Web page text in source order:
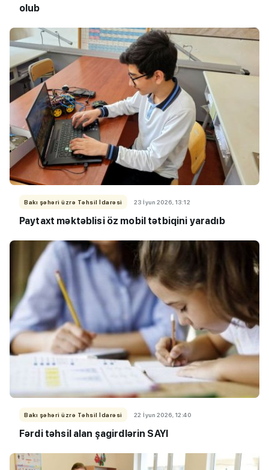
olub
Bakı şəhəri üzrə Təhsil İdarəsi 23 İyun 2026, 13:12
Paytaxt məktəblisi öz mobil tətbiqini yaradıb
Bakı şəhəri üzrə Təhsil İdarəsi 22 İyun 2026, 12:40
Fərdi təhsil alan şagirdlərin SAYI